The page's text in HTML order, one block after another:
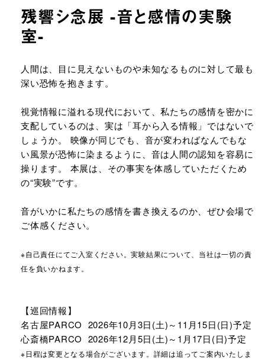
残響シ念展 -⾳と感情の実験
室-URLをコピーする
人間は、目に見えないものや未知なるものに対して最も
深い恐怖を抱きます。
視覚情報に溢れる現代において、私たちの感情を密かに
支配しているのは、実は「耳から入る情報」ではないで
しょうか。 映像が同じでも、音が変わればなんでもな
い風景が恐怖に染まるように、音は人間の認知を容易に
操ります。 本展は、その事実を体感していただくため
の“実験”です。
音がいかに私たちの感情を書き換えるのか、ぜひ会場で
ご体感ください。
※自己責任にてご入室ください。実験結果について、当社は一切の責
任を負いかねます。
【巡回情報】
名古屋PARCO 2026年10月3日(土)～11月15日(日)予定
心斎橋PARCO 2026年12月5日(土)～1月17日(日)予定
※日程は変更となる場合がございます。詳細は追ってご案内いたしま